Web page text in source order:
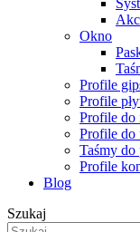
Okno
Profile
Profile
Profile do
Profile do
Taśmy do
Profile
Blog
Szukaj